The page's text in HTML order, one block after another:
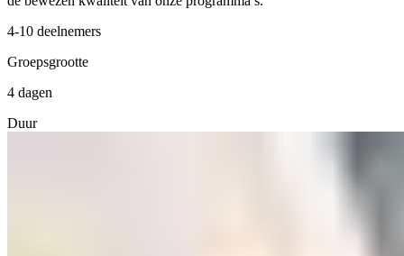
4-10 deelnemers
Groepsgrootte
4 dagen
Duur